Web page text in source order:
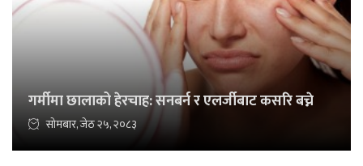
गर्मीमा छालाको हेरचाह: सनबर्न र एलर्जीबाट कसरि बच्ने
सोमबार, जेठ २५, २०८३